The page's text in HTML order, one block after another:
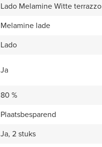
Lado Melamine Witte terrazzo
Melamine lade
Lado
Ja
80 %
Plaatsbesparend
Ja, 2 stuks